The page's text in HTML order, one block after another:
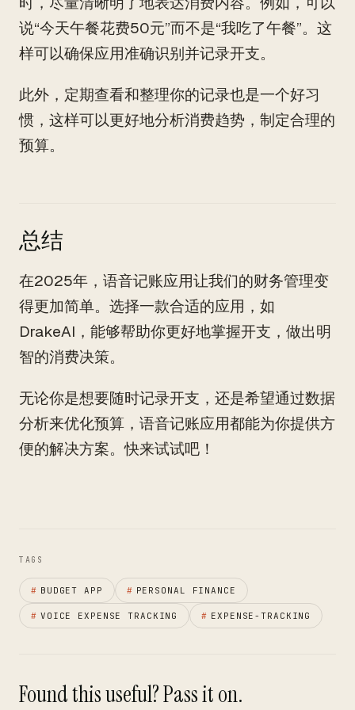
说“今天午餐花费50元”而不是“我吃了午餐”。这
样可以确保应用准确识别并记录开支。
此外，定期查看和整理你的记录也是一个好习
惯，这样可以更好地分析消费趋势，制定合理的
预算。
总结
在2025年，语音记账应用让我们的财务管理变
得更加简单。选择一款合适的应用，如
DrakeAI，能够帮助你更好地掌握开支，做出明
智的消费决策。
无论你是想要随时记录开支，还是希望通过数据
分析来优化预算，语音记账应用都能为你提供方
便的解决方案。快来试试吧！
TAGS
# BUDGET APP # PERSONAL FINANCE
# VOICE EXPENSE TRACKING # EXPENSE-TRACKING
Found this useful? Pass it on.